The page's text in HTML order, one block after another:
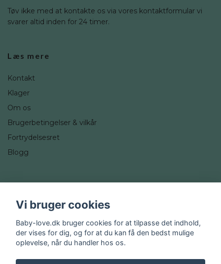
Tøv ikke med at kontakte os via vores kontaktformular vi
svarer altid inden for 24 timer.
Læs mere
Kontakt
Klager
Om os
Brugerbetingelser & vilkår
Fortrydelsesret
Blogg
Instagram
Vi bruger cookies
Baby-love.dk bruger cookies for at tilpasse det indhold,
der vises for dig, og for at du kan få den bedst mulige
oplevelse, når du handler hos os.